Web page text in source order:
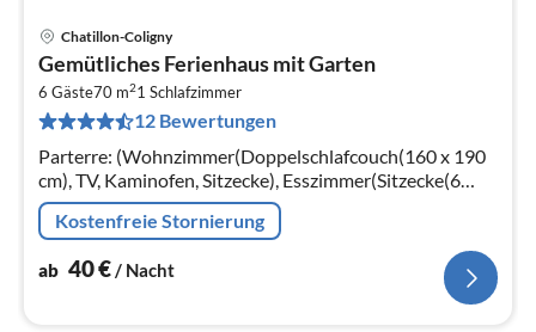
Chatillon-Coligny
Gemütliches Ferienhaus mit Garten
6 Gäste70 m21 Schlafzimmer
12 Bewertungen
Parterre: (Wohnzimmer(Doppelschlafcouch(160 x 190
cm), TV, Kaminofen, Sitzecke), Esszimmer(Sitzecke(6
Personen))
Kostenfreie Stornierung
ab 40€/ Nacht